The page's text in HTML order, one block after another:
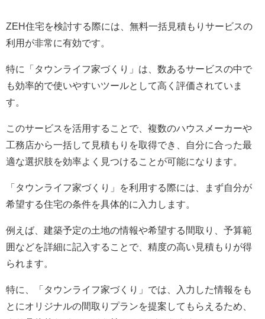
ZEH住宅を検討する際には、無料一括見積もりサービスの
利用が非常に有効です。
特に「タウンライフ家づくり」は、数あるサービスの中で
も効率的で使いやすいツールとして高く評価されていま
す。
このサービスを活用することで、複数のハウスメーカーや
工務店から一括して見積もりを取得でき、自分に合った最
適な選択肢を効率よく見つけることが可能になります。
「タウンライフ家づくり」を利用する際には、まず自分が
希望する住宅の条件を具体的に入力します。
例えば、建築予定の土地の情報や希望する間取り、予算範
囲などを詳細に記入することで、精度の高い見積もりが得
られます。
特に、「タウンライフ家づくり」では、入力した情報をも
とにオリジナルの間取りプランを提案してもらえるため、